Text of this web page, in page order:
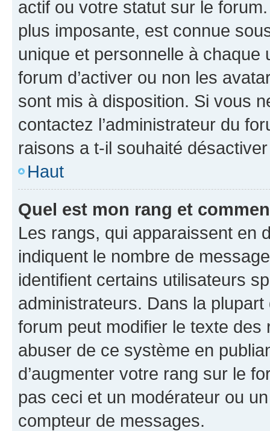
actif ou votre statut sur le
plus imposante, est connue
unique et personnelle à chaque
forum d’activer ou non les
sont mis à disposition. Si vous
contactez l’administrateur du
raisons a t-il souhaité
Haut
Quel est mon rang et
Les rangs, qui apparaissent en
indiquent le nombre de
identifient certains utilisateurs
administrateurs. Dans la
forum peut modifier le texte
abuser de ce système en
d’augmenter votre rang sur le
pas ceci et un modérateur ou
compteur de messages.